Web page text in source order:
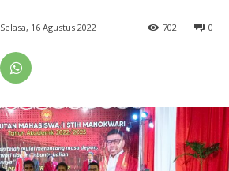
Selasa, 16 Agustus 2022 0
702